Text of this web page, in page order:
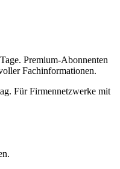
Premium-Abonnenten
Fachinformationen.
Für Firmennetzwerke mit